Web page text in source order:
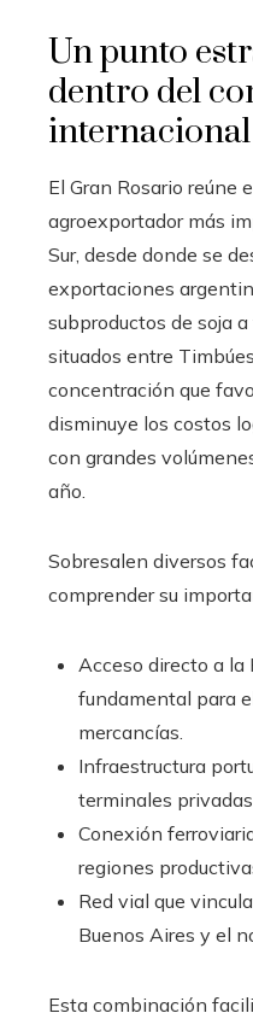
Un punto
dentro del
internacional
El Gran Rosario reúne
agroexportador más
Sur, desde donde se
exportaciones
subproductos de soja
situados entre
concentración que
disminuye los costos
con grandes
año.
Sobresalen diversos
comprender su
Acceso directo a la
fundamental para
mercancías.
Infraestructura
terminales
Conexión
regiones
Red vial que
Buenos Aires y el
Esta combinación